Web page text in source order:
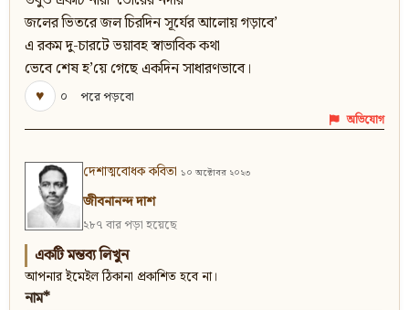
জলের ভিতরে জল চিরদিন সূর্যের আলোয় গড়াবে’
এ রকম দু-চারটে ভয়াবহ স্বাভাবিক কথা
ভেবে শেষ হ’য়ে গেছে একদিন সাধারণভাবে।
♥
০ পরে পড়বো
অভিযোগ
দেশাত্মবোধক কবিতা ১০ অক্টোবর ২০২৩
জীবনানন্দ দাশ
২৮৭ বার পড়া হয়েছে
একটি মন্তব্য লিখুন
আপনার ইমেইল ঠিকানা প্রকাশিত হবে না।
নাম*